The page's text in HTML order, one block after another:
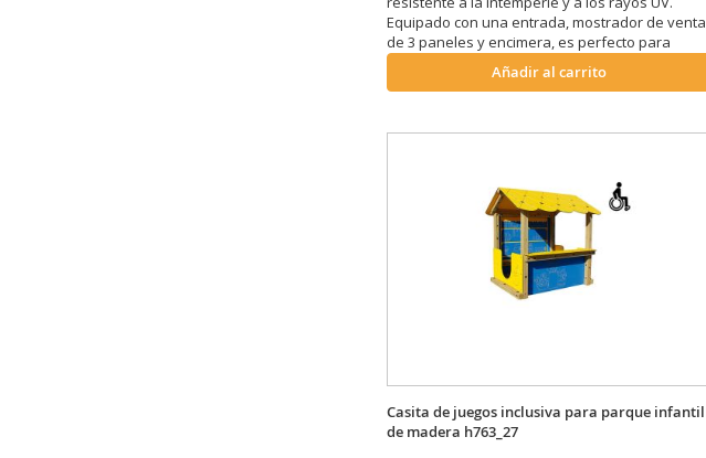
Equipado con una entrada, mostrador de venta
de 3 paneles y encimera, es perfecto para
parques públicos y escuelas. Dimensiones:
L. 116 x P. 122 x h. 189 cm.
Añadir al carrito
Casita de juegos inclusiva para parque infantil
de madera h763_27